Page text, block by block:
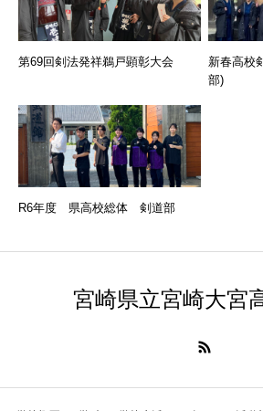
第69回剣法発祥鵜戸顕彰大会
新春高校
部)
R6年度 県高校総体 剣道部
宮崎県立宮崎大宮